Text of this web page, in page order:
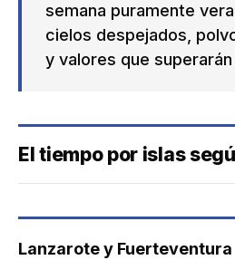
semana puramente
cielos despejados,
y valores que
El tiempo por islas
Lanzarote y Fuerteventura